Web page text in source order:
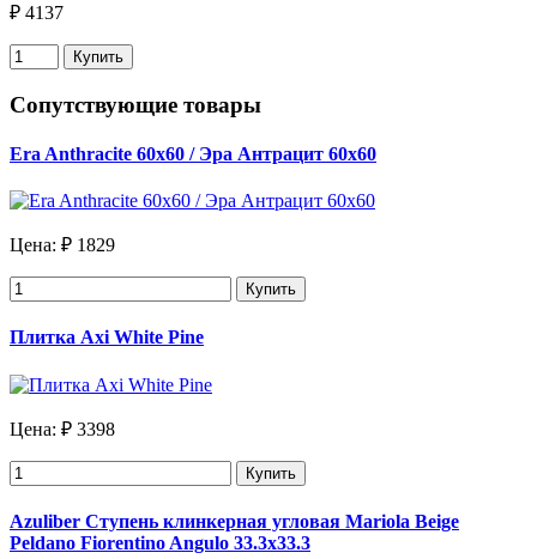
₽ 4137
Купить
Сопутствующие товары
Era Anthracite 60x60 / Эра Антрацит 60х60
Цена: ₽ 1829
Купить
Плитка Axi White Pine
Цена: ₽ 3398
Купить
Azuliber Ступень клинкерная угловая Mariola Beige
Peldano Fiorentino Angulo 33.3х33.3